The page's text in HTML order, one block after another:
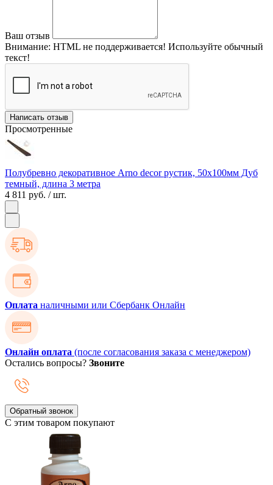
Ваш отзыв
Внимание: HTML не поддерживается! Используйте обычный
текст!
Написать отзыв
Просмотренные
Полубревно декоративное Arno decor рустик, 50х100мм Дуб
темный, длина 3 метра
4 811 руб. / шт.
Оплата наличными или Сбербанк Онлайн
Онлайн оплата (после согласования заказа с менеджером)
Остались вопросы? Звоните
Обратный звонок
С этим товаром покупают